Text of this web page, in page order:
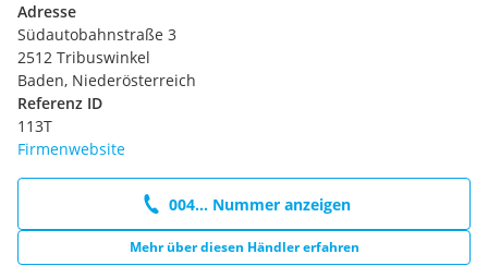
Adresse
Südautobahnstraße 3
2512 Tribuswinkel
Baden, Niederösterreich
Referenz ID
113T
Firmenwebsite
004... Nummer anzeigen
Mehr über diesen Händler erfahren